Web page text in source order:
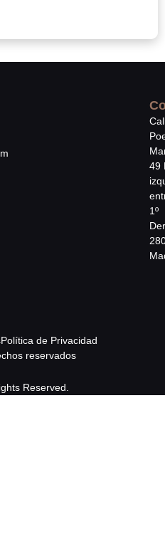
49
1º
Política de Privacidad
reservados
Reserved.